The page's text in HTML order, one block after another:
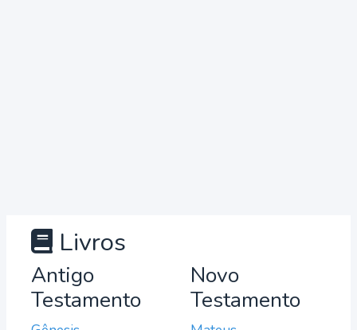
Livros
Antigo
Testamento
Novo
Testamento